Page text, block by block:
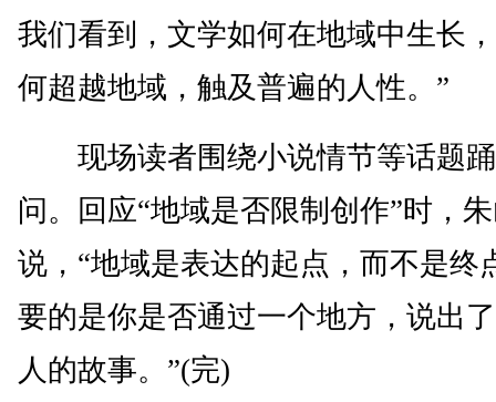
我们看到，文学如何在地域中生长
何超越地域，触及普遍的人性。”
现场读者围绕小说情节等话题
问。回应“地域是否限制创作”时，
说，“地域是表达的起点，而不是终
要的是你是否通过一个地方，说出
人的故事。”(完)